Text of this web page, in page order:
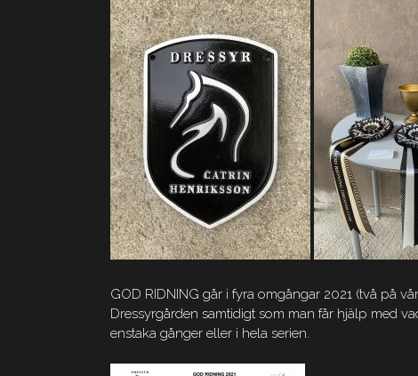
GOD RIDNING går i fyra omgångar 2021 (två på
Dressyrgården samtidigt som man får hjälp med
enstaka gånger eller i hela serien.